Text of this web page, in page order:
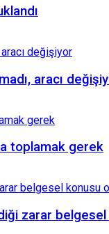
aracı
toplamak gerek
zarar